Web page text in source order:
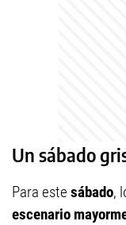
Un sábado
Para este sábado,
escenario